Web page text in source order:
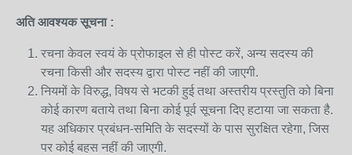
अति आवश्यक सूचना :
रचना केवल स्वयं के प्रोफाइल से ही पोस्ट करें, अन्य सदस्य की
रचना किसी और सदस्य द्वारा पोस्ट नहीं की जाएगी.
नियमों के विरुद्ध, विषय से भटकी हुई तथा अस्तरीय प्रस्तुति को बिना
कोई कारण बताये तथा बिना कोई पूर्व सूचना दिए हटाया जा सकता है.
यह अधिकार प्रबंधन-समिति के सदस्यों के पास सुरक्षित रहेगा, जिस
पर कोई बहस नहीं की जाएगी.